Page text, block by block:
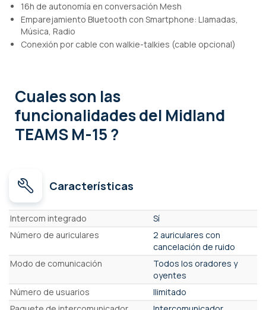
16h de autonomía en conversación Mesh
Emparejamiento Bluetooth con Smartphone: Llamadas,
Música, Radio
Conexión por cable con walkie-talkies (cable opcional)
Cuales son las
funcionalidadesdel Midland
TEAMS M-15 ?
Características
Características
Intercom integrado
Sí
Número de auriculares
2 auriculares con
cancelación de ruido
Modo de comunicación
Todos los oradores y
oyentes
Número de usuarios
Ilimitado